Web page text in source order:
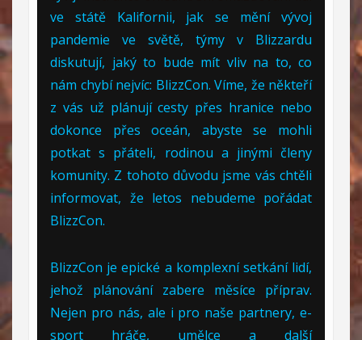
ve státě Kalifornii, jak se mění vývoj
pandemie ve světě, týmy v Blizzardu
diskutují, jaký to bude mít vliv na to, co
nám chybí nejvíc: BlizzCon. Víme, že někteří
z vás už plánují cesty přes hranice nebo
dokonce přes oceán, abyste se mohli
potkat s přáteli, rodinou a jinými členy
komunity. Z tohoto důvodu jsme vás chtěli
informovat, že letos nebudeme pořádat
BlizzCon.
BlizzCon je epické a komplexní setkání lidí,
jehož plánování zabere měsíce příprav.
Nejen pro nás, ale i pro naše partnery, e-
sport hráče, umělce a další